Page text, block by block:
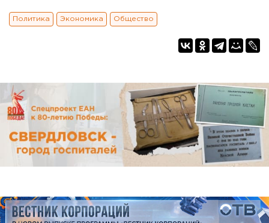
Политика Экономика Общество